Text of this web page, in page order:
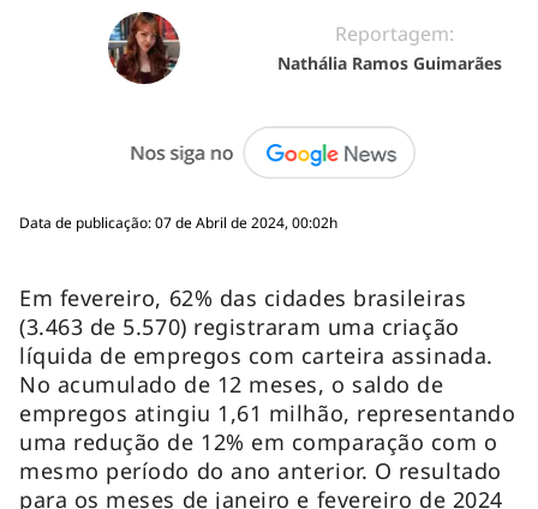
Reportagem:
Nathália Ramos Guimarães
Data de publicação: 07 de Abril de 2024, 00:02h
Em fevereiro, 62% das cidades brasileiras
(3.463 de 5.570) registraram uma criação
líquida de empregos com carteira assinada.
No acumulado de 12 meses, o saldo de
empregos atingiu 1,61 milhão, representando
uma redução de 12% em comparação com o
mesmo período do ano anterior. O resultado
para os meses de janeiro e fevereiro de 2024